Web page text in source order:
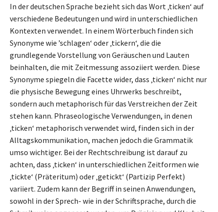
In der deutschen Sprache bezieht sich das Wort ‚ticken‘ auf
verschiedene Bedeutungen und wird in unterschiedlichen
Kontexten verwendet. In einem Wörterbuch finden sich
Synonyme wie ’schlagen‘ oder ‚tickern‘, die die
grundlegende Vorstellung von Geräuschen und Lauten
beinhalten, die mit Zeitmessung assoziiert werden. Diese
Synonyme spiegeln die Facette wider, dass ‚ticken‘ nicht nur
die physische Bewegung eines Uhrwerks beschreibt,
sondern auch metaphorisch für das Verstreichen der Zeit
stehen kann. Phraseologische Verwendungen, in denen
‚ticken‘ metaphorisch verwendet wird, finden sich in der
Alltagskommunikation, machen jedoch die Grammatik
umso wichtiger. Bei der Rechtschreibung ist darauf zu
achten, dass ‚ticken‘ in unterschiedlichen Zeitformen wie
‚tickte‘ (Präteritum) oder ‚getickt‘ (Partizip Perfekt)
variiert. Zudem kann der Begriff in seinen Anwendungen,
sowohl in der Sprech- wie in der Schriftsprache, durch die